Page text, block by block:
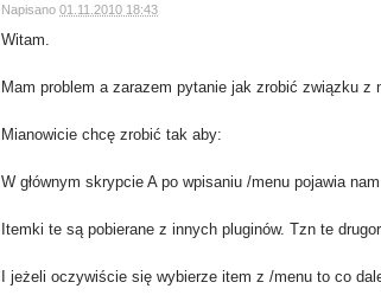
Napisano01.11.2010 18:43
Witam.
Mam problem a zarazem pytanie jak zrobić związku z
Mianowicie chcę zrobić tak aby:
W głównym skrypcie A po wpisaniu /menu pojawia
Itemki te są pobierane z innych pluginów. Tzn te
I jeżeli oczywiście się wybierze item z /menu to co